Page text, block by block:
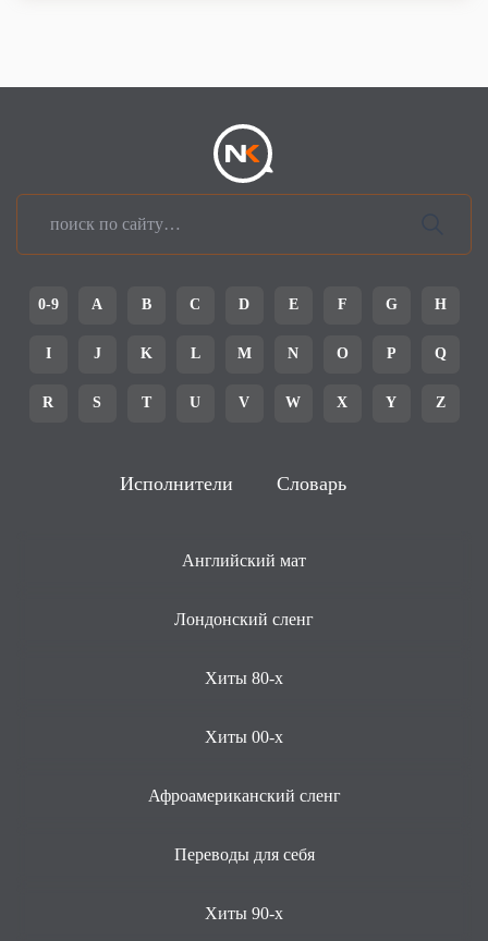
0-9 A B C D E F G H
I J K L M N O P Q
R S T U V W X Y Z
Исполнители Словарь
Английский мат
Лондонский сленг
Хиты 80-х
Хиты 00-х
Афроамериканский сленг
Переводы для себя
Хиты 90-х